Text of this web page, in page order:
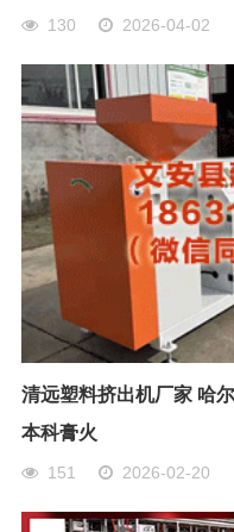
130 2026-04-02
清远塑料挤出机厂家 哈
本科膏火
151 2026-02-20